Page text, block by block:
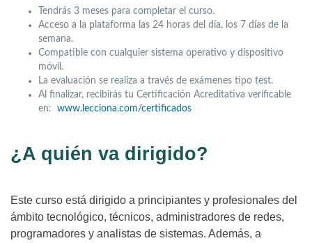
Tendrás 3 meses para completar el curso.
Acceso a la plataforma las 24 horas del día, los 7 días de la
semana.
Compatible con cualquier sistema operativo y dispositivo
móvil.
La evaluación se realiza a través de exámenes tipo test.
Al finalizar, recibirás tu Certificación Acreditativa verificable
en: www.lecciona.com/certificados
¿A quién va dirigido?
Este curso está dirigido a principiantes y profesionales del
ámbito tecnológico, técnicos, administradores de redes,
programadores y analistas de sistemas. Además, a